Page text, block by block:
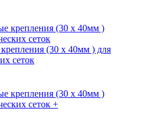
(30 х 40мм ) для
сеток